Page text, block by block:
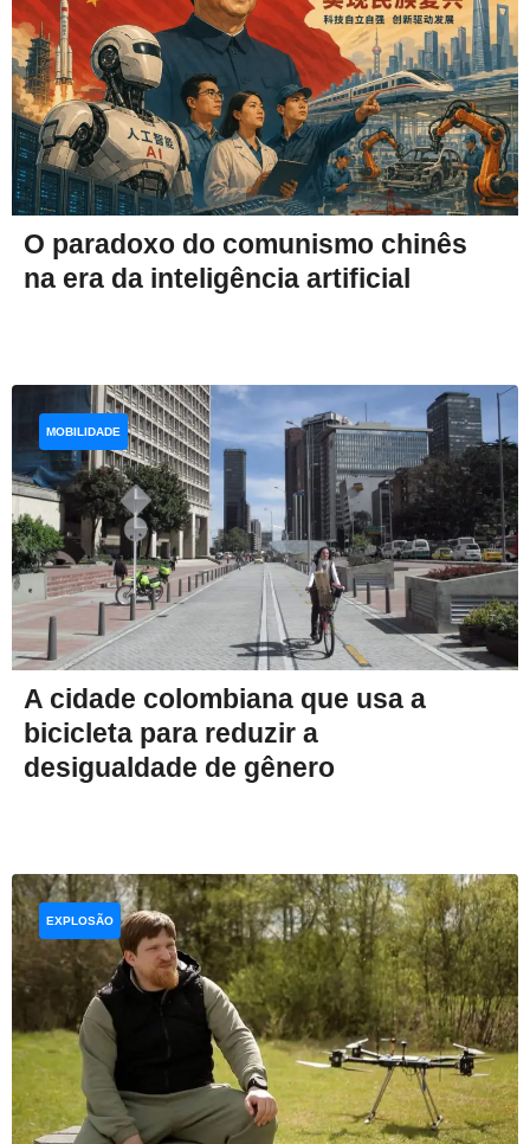
O paradoxo do comunismo chinês
na era da inteligência artificial
A cidade colombiana que usa a
bicicleta para reduzir a
desigualdade de gênero
MOBILIDADE
EXPLOSÃO